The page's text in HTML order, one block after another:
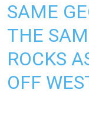
SAME
THE
ROCKS
OFF